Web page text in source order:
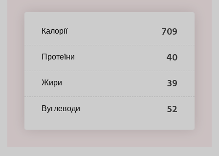
Калорії 709
Протеїни 40
Жири 39
Вуглеводи 52